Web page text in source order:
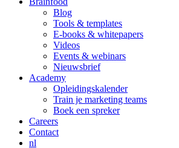
Blog
Tools & templates
E-books & whitepapers
Videos
Events & webinars
Nieuwsbrief
Academy
Opleidingskalender
Train je marketing teams
Boek een spreker
Careers
Contact
nl